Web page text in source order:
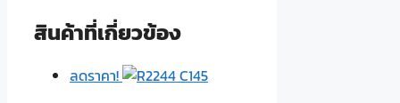
สินค้าที่เกี่ยวข้อง
ลดราคา!